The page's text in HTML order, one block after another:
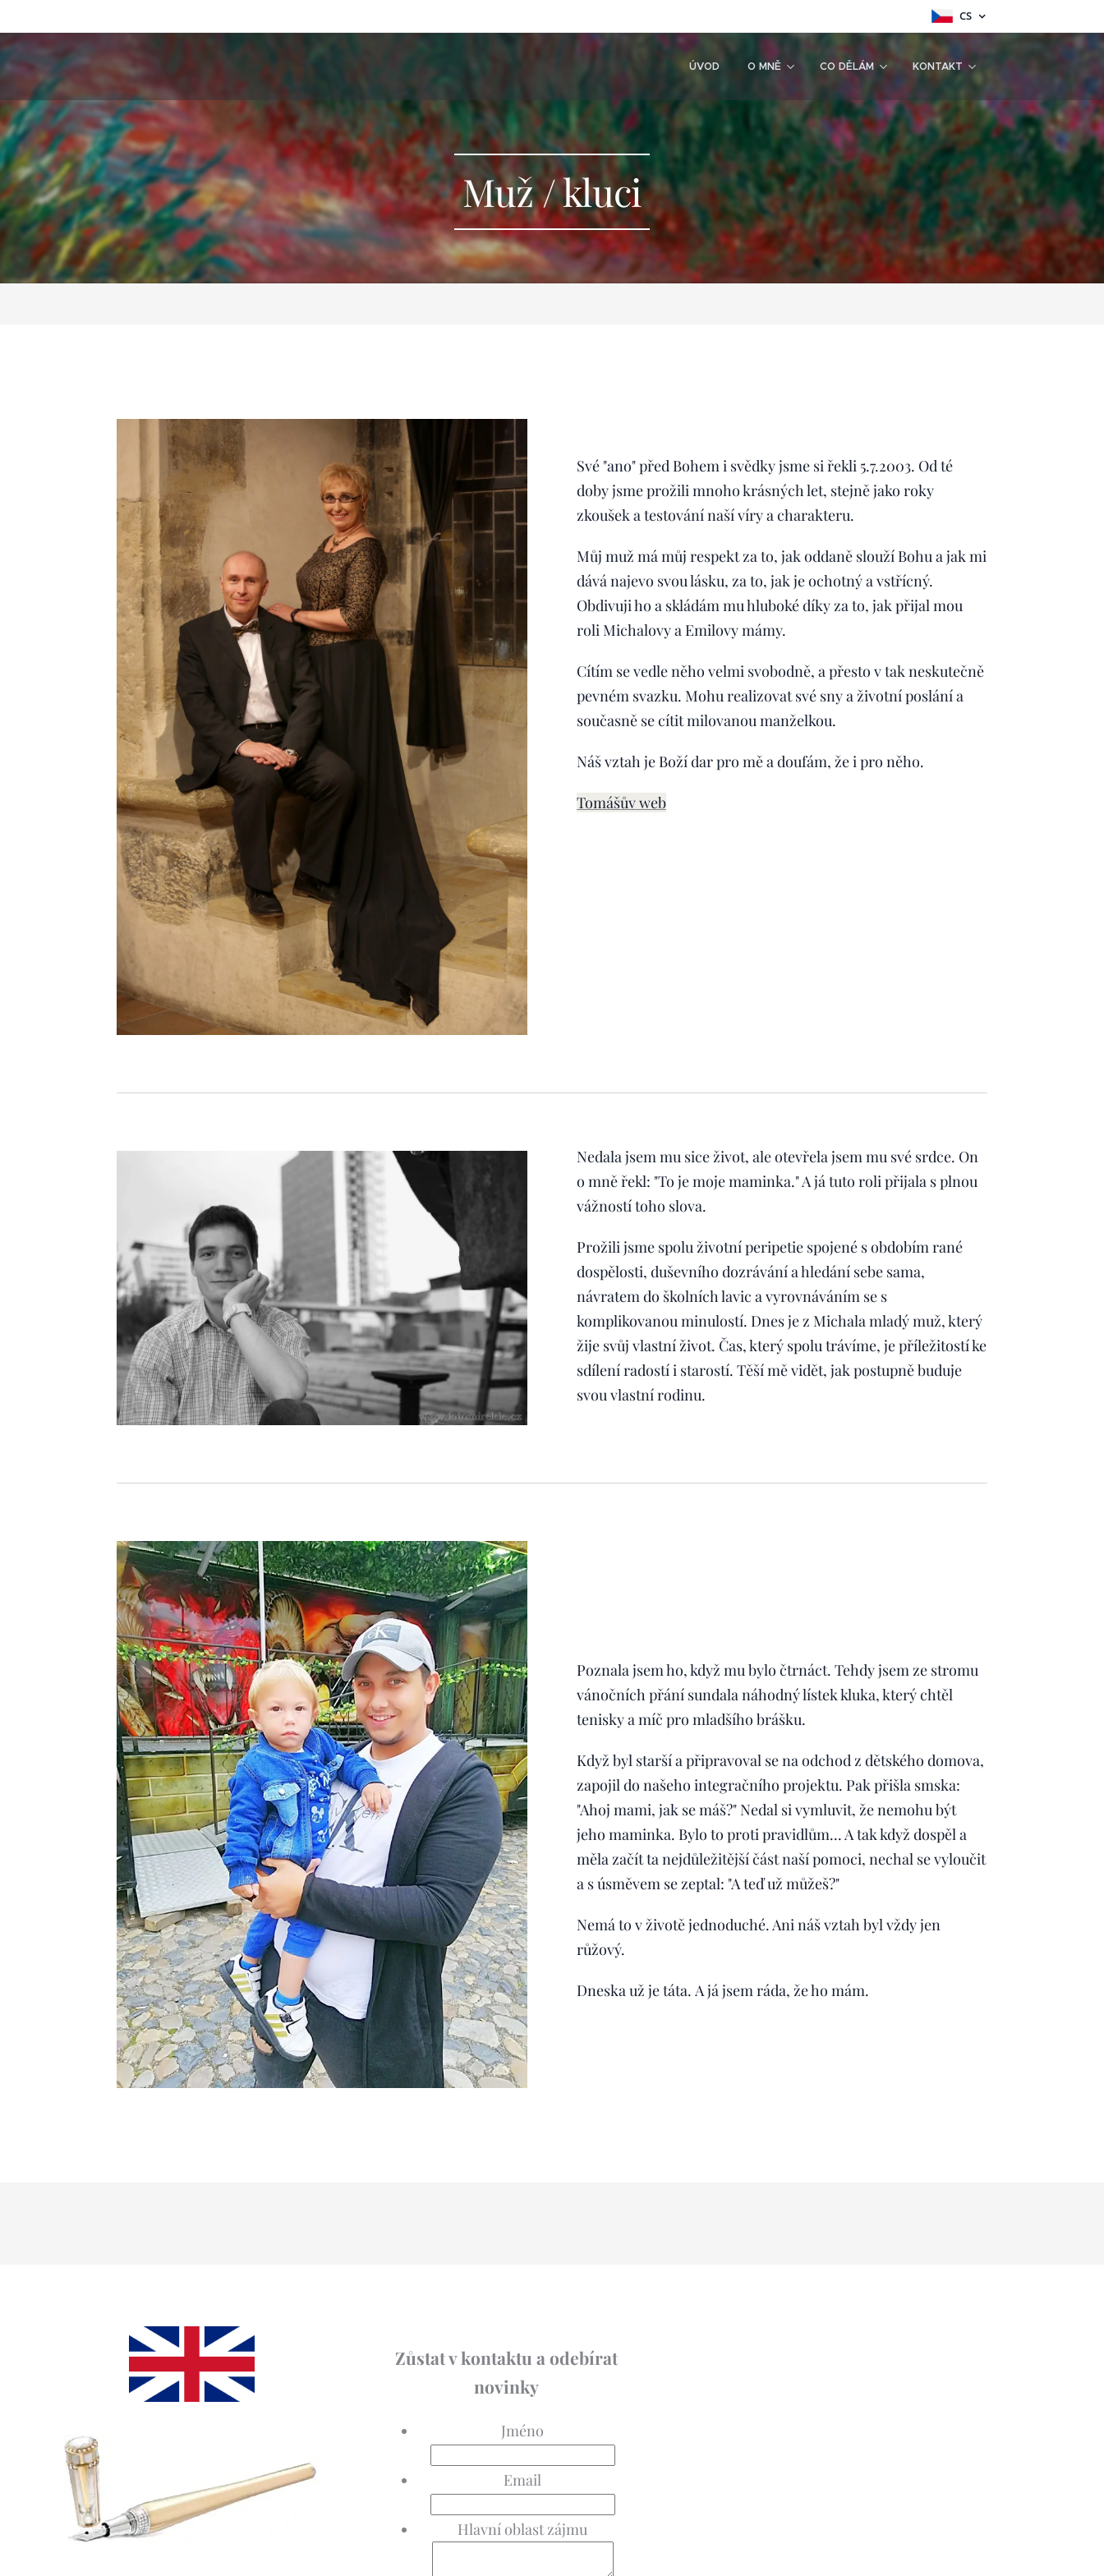
CS
ÚVOD O MNĚ CO DĚLÁM KONTAKT
Muž / kluci
Své "ano" před Bohem i svědky jsme si řekli 5.7.2003. Od té
doby jsme prožili mnoho krásných let, stejně jako roky
zkoušek a testování naší víry a charakteru.
Můj muž má můj respekt za to, jak oddaně slouží Bohu a jak mi
dává najevo svou lásku, za to, jak je ochotný a vstřícný.
Obdivuji ho a skládám mu hluboké díky za to, jak přijal mou
roli Michalovy a Emilovy mámy.
Cítím se vedle něho velmi svobodně, a přesto v tak neskutečně
pevném svazku. Mohu realizovat své sny a životní poslání a
současně se cítit milovanou manželkou.
Náš vztah je Boží dar pro mě a doufám, že i pro něho.
Tomášův web
Nedala jsem mu sice život, ale otevřela jsem mu své srdce. On
o mně řekl: "To je moje maminka." A já tuto roli přijala s plnou
vážností toho slova.
Prožili jsme spolu životní peripetie spojené s obdobím rané
dospělosti, duševního dozrávání a hledání sebe sama,
návratem do školních lavic a vyrovnáváním se s
komplikovanou minulostí. Dnes je z Michala mladý muž, který
žije svůj vlastní život. Čas, který spolu trávíme, je příležitostí ke
sdílení radostí i starostí. Těší mě vidět, jak postupně buduje
svou vlastní rodinu.
Poznala jsem ho, když mu bylo čtrnáct. Tehdy jsem ze stromu
vánočních přání sundala náhodný lístek kluka, který chtěl
tenisky a míč pro mladšího brášku.
Když byl starší a připravoval se na odchod z dětského domova,
zapojil do našeho integračního projektu. Pak přišla smska:
"Ahoj mami, jak se máš?" Nedal si vymluvit, že nemohu být
jeho maminka. Bylo to proti pravidlům... A tak když dospěl a
měla začít ta nejdůležitější část naší pomoci, nechal se vyloučit
a s úsměvem se zeptal: "A teď už můžeš?"
Nemá to v životě jednoduché. Ani náš vztah byl vždy jen
růžový.
Dneska už je táta. A já jsem ráda, že ho mám.
Zůstat v kontaktu a odebírat
novinky
Jméno
Email
Hlavní oblast zájmu